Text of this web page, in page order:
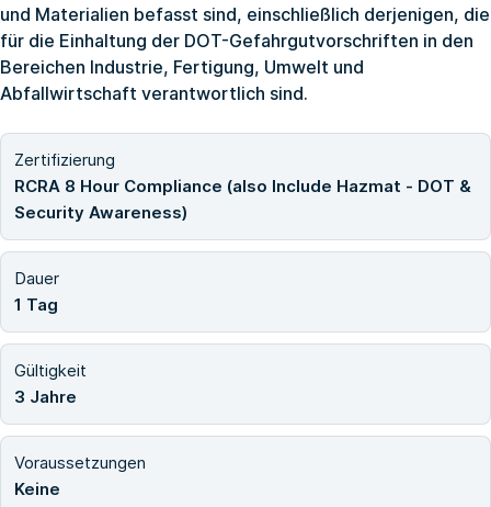
und Materialien befasst sind, einschließlich derjenigen, die
für die Einhaltung der DOT-Gefahrgutvorschriften in den
Bereichen Industrie, Fertigung, Umwelt und
Abfallwirtschaft verantwortlich sind.
Zertifizierung
RCRA 8 Hour Compliance (also Include Hazmat - DOT &
Security Awareness)
Dauer
1 Tag
Gültigkeit
3 Jahre
Voraussetzungen
Keine